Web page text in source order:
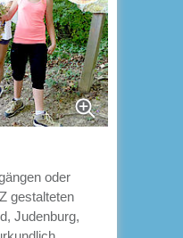
oder
gestalteten
Judenburg,